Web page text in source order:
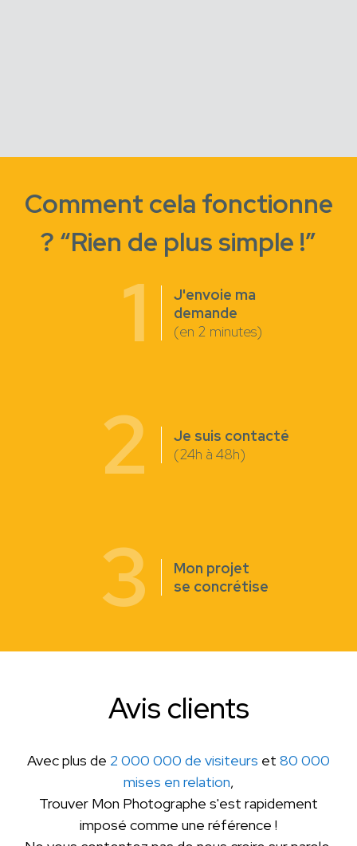
Comment cela fonctionne
? “Rien de plus simple !”
1
J'envoie ma
demande
(en 2 minutes)
2
Je suis contacté
(24h à 48h)
3
Mon projet
se concrétise
Avis clients
Avec plus de 2 000 000 de visiteurs et 80 000
mises en relation,
Trouver Mon Photographe s'est rapidement
imposé comme une référence !